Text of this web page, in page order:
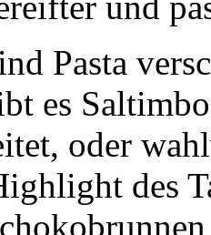
Pasta
es
oder
des